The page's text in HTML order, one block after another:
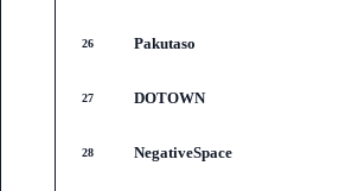
26 Pakutaso
27 DOTOWN
28 NegativeSpace